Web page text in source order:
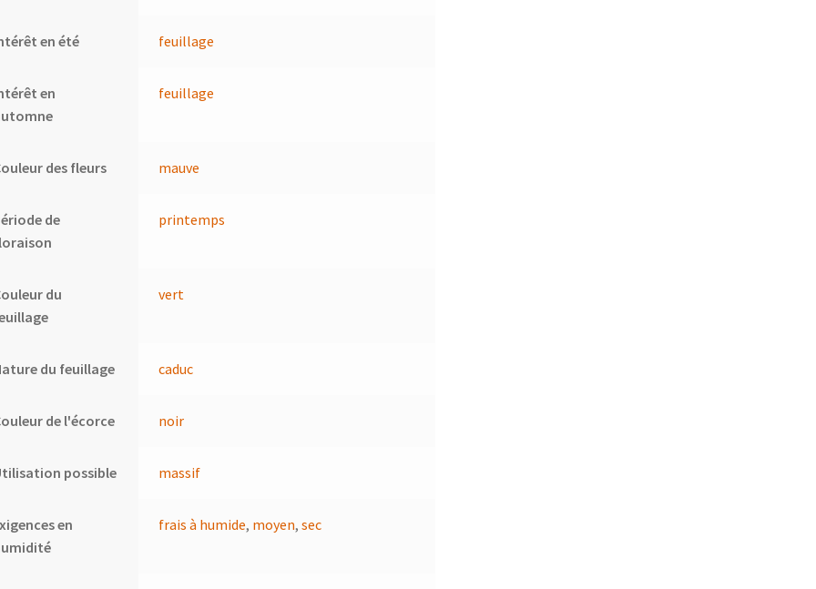
en été feuillage
en
feuillage
des fleurs mauve
de
printemps
du
vert
du feuillage caduc
de l'écorce noir
possible massif
en
frais à humide, moyen,sec